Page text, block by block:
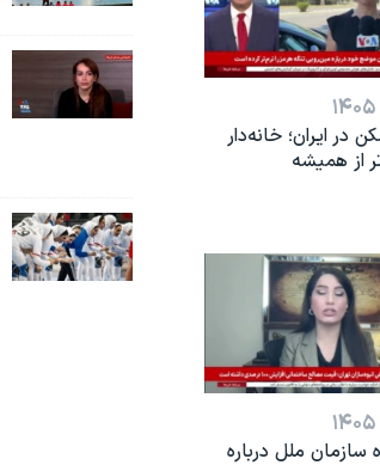
در ایران؛ خانه‌دار
از همیشه
سازمان ملل درباره